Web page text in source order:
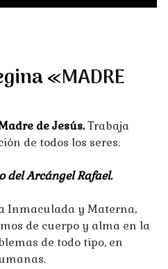
«MADRE
de Jesús.Trabaja
de todos los seres.
del Arcángel Rafael.
Inmaculada y Materna,
de cuerpo y alma en la
de todo tipo, en